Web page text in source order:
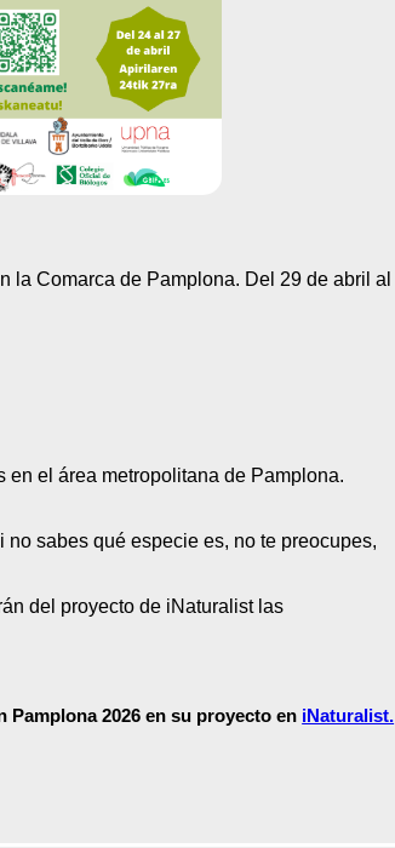
la Comarca de Pamplona. Del 29 de abril al
el área metropolitana de Pamplona.
sabes qué especie es, no te preocupes,
del proyecto de iNaturalist las
2026 en su proyecto en iNaturalist.